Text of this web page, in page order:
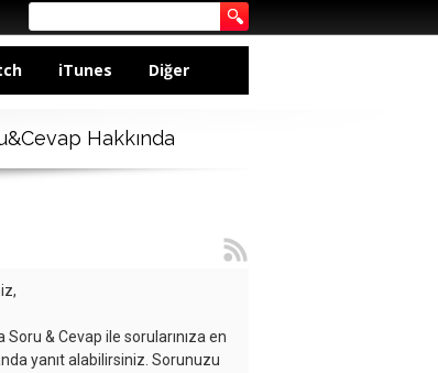
iTunes Diğer
Hakkında
Soru & Cevap ile sorularınıza en
yanıt alabilirsiniz. Sorunuzu